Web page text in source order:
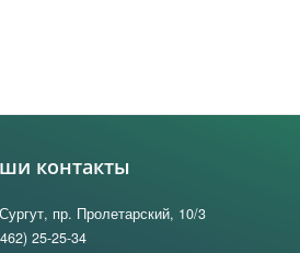
контакты
пр. Пролетарский, 10/3
25-25-34